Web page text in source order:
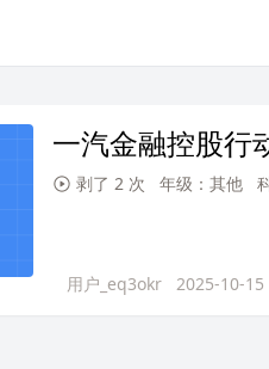
一汽金融控股行
剥了 2 次 年级：其他
用户_eq3okr 2025-10-15